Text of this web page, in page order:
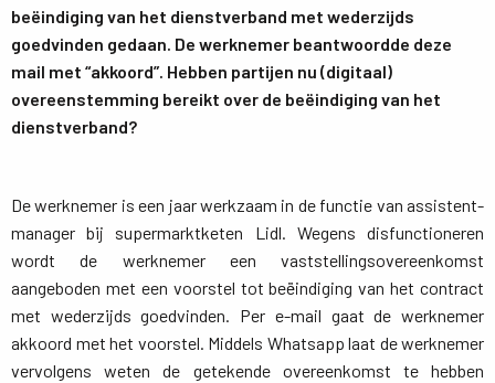
beëindiging van het dienstverband met wederzijds
goedvinden gedaan. De werknemer beantwoordde deze
mail met “akkoord”. Hebben partijen nu (digitaal)
overeenstemming bereikt over de beëindiging van het
dienstverband?
De werknemer is een jaar werkzaam in de functie van assistent-
manager bij supermarktketen Lidl. Wegens disfunctioneren
wordt de werknemer een vaststellingsovereenkomst
aangeboden met een voorstel tot beëindiging van het contract
met wederzijds goedvinden. Per e-mail gaat de werknemer
akkoord met het voorstel. Middels Whatsapp laat de werknemer
vervolgens weten de getekende overeenkomst te hebben